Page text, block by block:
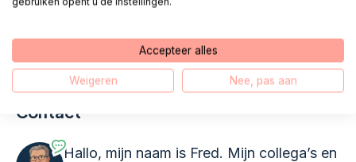
Vergroot
Contact
Hallo, mijn naam is Fred. Mijn collega’s en
Accepteer alles
Weigeren Nee, pas aan